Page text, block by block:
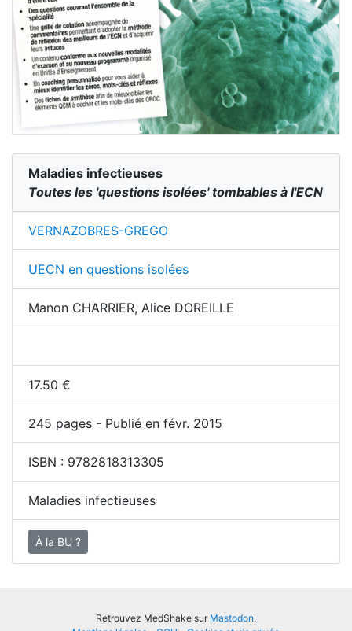
Maladies infectieuses
Toutes les 'questions isolées' tombables à l'ECN
VERNAZOBRES-GREGO
UECN en questions isolées
Manon CHARRIER, Alice DOREILLE
17.50 €
245 pages - Publié en févr. 2015
ISBN : 9782818313305
Maladies infectieuses
À la BU ?
Retrouvez MedShake sur Mastodon.